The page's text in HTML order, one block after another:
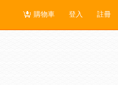
購物車 登入 註冊